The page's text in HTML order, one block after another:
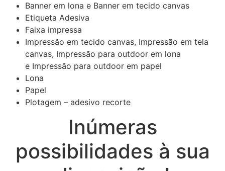
Banner em lona e Banner em tecido canvas
Etiqueta Adesiva
Faixa impressa
Impressão em tecido canvas, Impressão em tela
canvas, Impressão para outdoor em lona
e Impressão para outdoor em papel
Lona
Papel
Plotagem – adesivo recorte
Inúmeras
possibilidades à sua